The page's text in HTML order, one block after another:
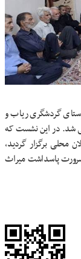
گردشگری ریاب و
شد. در این نشست که
محلی برگزار گردید،
ضرورت پاسداشت میراث